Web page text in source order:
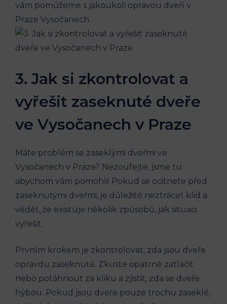
vám pomůžeme s jakoukoli opravou dveří v
Praze Vysočanech.
3. Jak si zkontrolovat a
vyřešit zaseknuté dveře
ve Vysočanech v Praze
Máte problém se zaseklými dveřmi ve
Vysočanech v Praze? Nezoufejte, jsme tu
abychom vám pomohli! Pokud se ocitnete před
zaseknutými dveřmi, je důležité neztrácet klid a
vědět, že existuje několik způsobů, jak situaci
vyřešit.
Prvním krokem je zkontrolovat, zda jsou dveře
opravdu zaseknuté. Zkuste opatrně zatlačit
nebo potáhnout za kliku a zjistit, zda se dveře
hýbou. Pokud jsou dveře pouze trochu zaseklé,